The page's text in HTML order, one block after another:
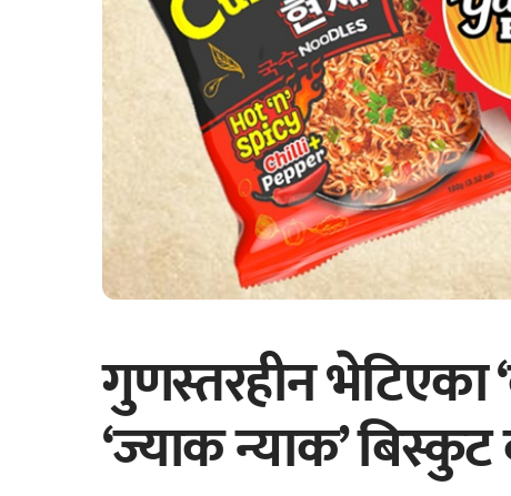
गुणस्तरहीन भेटिएका
‘ज्याक न्याक’